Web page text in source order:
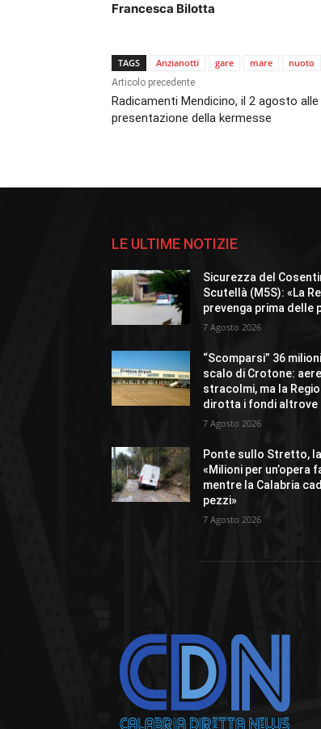
Francesca Bilotta
TAGS Anzianotti gare mare nuoto
Articolo precedente
Radicamenti Mendicino, il 2 agosto alle
presentazione della kermesse
LE ULTIME NOTIZIE
Sicurezza del
Scutellà (M5S): «La
prevenga prima delle
7 Agosto 2026
“Scomparsi” 36
scalo di Crotone:
stracolmi, ma la
dirotta i fondi altrove
7 Agosto 2026
Ponte sullo Stretto,
«Milioni per un’opera
mentre la Calabria
pezzi»
7 Agosto 2026